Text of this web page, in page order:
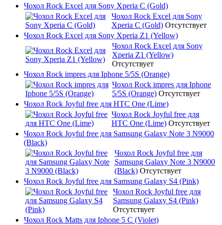
Чохол Rock Excel для Sony Xperia C (Gold)
Чохол Rock Excel для Sony
Xperia C (Gold) Отсутствует
Чохол Rock Excel для Sony Xperia Z1 (Yellow)
Чохол Rock Excel для Sony
Xperia Z1 (Yellow)
Отсутствует
Чохол Rock impres для Iphone 5/5S (Orange)
Чохол Rock impres для Iphone
5/5S (Orange) Отсутствует
Чохол Rock Joyful free для HTC One (Lime)
Чохол Rock Joyful free для
HTC One (Lime) Отсутствует
Чохол Rock Joyful free для Samsung Galaxy Note 3 N9000
(Black)
Чохол Rock Joyful free для
Samsung Galaxy Note 3 N9000
(Black) Отсутствует
Чохол Rock Joyful free для Samsung Galaxy S4 (Pink)
Чохол Rock Joyful free для
Samsung Galaxy S4 (Pink)
Отсутствует
Чохол Rock Matts для Iphone 5 C (Violet)